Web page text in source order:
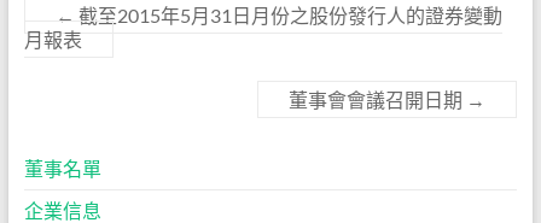
← 截至2015年5月31日月份之股份發行人的證券變動
月報表
董事會會議召開日期 →
董事名單
企業信息